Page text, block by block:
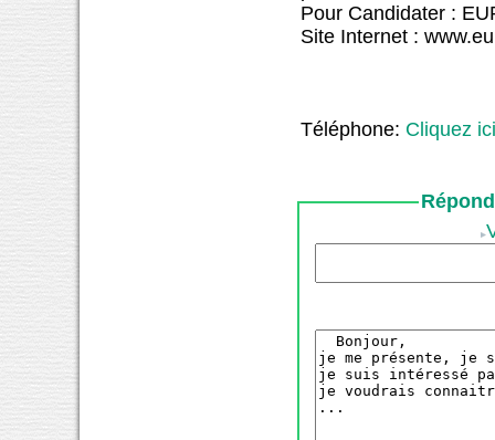
Pour Candidater :
Site Internet :
Téléphone: Cliquez